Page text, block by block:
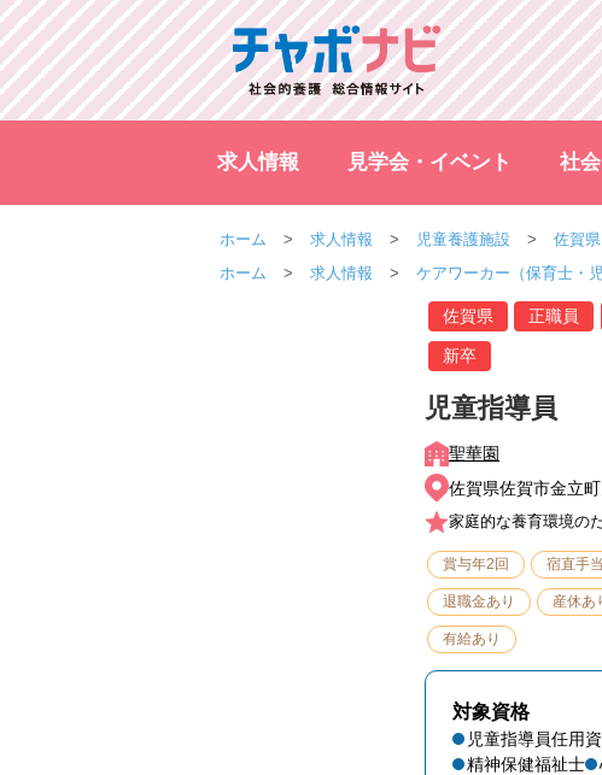
求人情報 見学会・イベント 社
ホーム 求人情報 児童養護施設
佐賀県
ホーム
求人情報 ケアワーカー（保育士・
佐賀県 正職員
新卒
児童指導員
聖華園
佐賀県佐賀市金立
家庭的な養育環境の
賞与年2回 宿直手
退職金あり 産休あ
有給あり
対象資格
児童指導員任用
精神保健福祉士